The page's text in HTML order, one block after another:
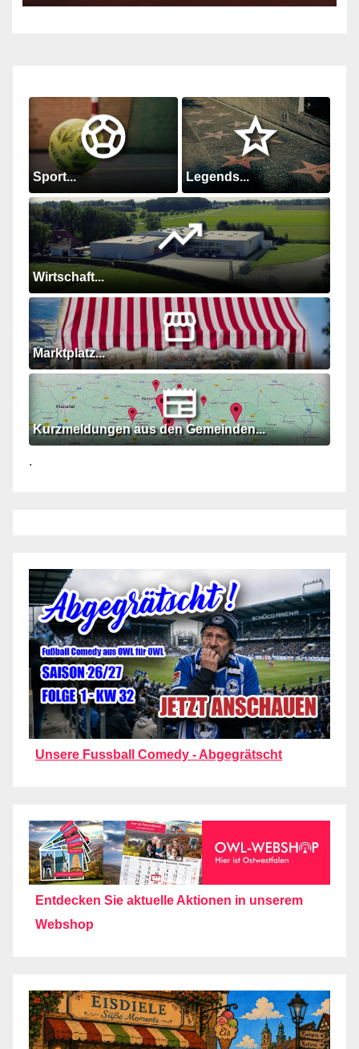
Sport... Legends...
Wirtschaft...
Marktplatz...
Kurzmeldungen aus den Gemeinden...
.
Unsere Fussball Comedy - Abgegrätscht
Entdecken Sie aktuelle Aktionen in unserem
Webshop